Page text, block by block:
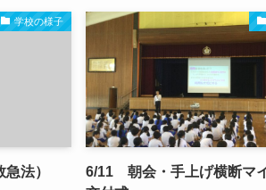
学校の様子
法）
6/11 朝会・手上げ横断マ